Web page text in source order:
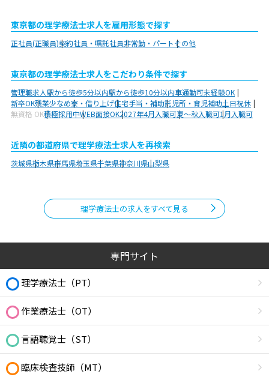
東京都の理学療法士求人を雇用形態で探す
正社員(正職員)契約社員・嘱託社員非常勤・パートその他
東京都の理学療法士求人をこだわり条件で探す
管理職求人駅から徒歩5分以内駅から徒歩10分以内車通勤可未経験OK
新卒OK残業少なめ寮・借り上げ住宅手当・補助託児所・育児補助土日祝休
無資格 OK積極採用中WEB面接OK2027年4月入職可夏～秋入職可1月入職可
近隣の都道府県で理学療法士求人を再検索
茨城県栃木県群馬県埼玉県千葉県神奈川県山梨県
理学療法士の求人をすべて見る
専門サイト
理学療法士（PT）
作業療法士（OT）
言語聴覚士（ST）
臨床検査技師（MT）